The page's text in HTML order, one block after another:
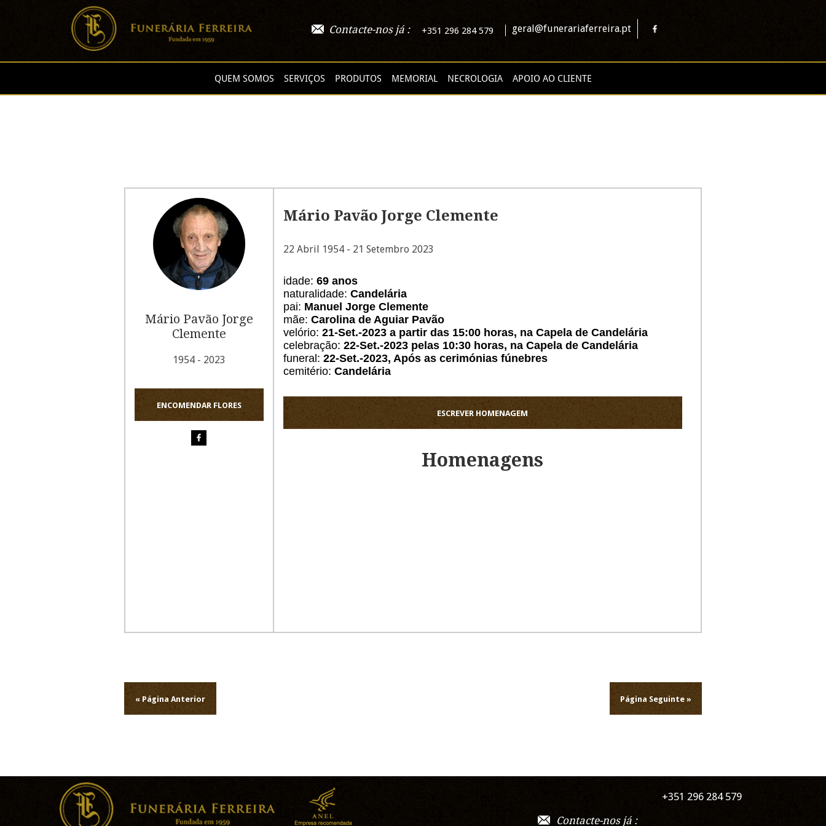
Contacte-nos já : +351 296 284 579 geral@funerariaferreira.pt
QUEM SOMOS SERVIÇOS PRODUTOS MEMORIAL NECROLOGIA APOIO AO CLIENTE
Mário Pavão Jorge
Clemente
1954 - 2023
ENCOMENDAR FLORES
Mário Pavão Jorge Clemente
22 Abril 1954 - 21 Setembro 2023
idade: 69 anos
naturalidade: Candelária
pai: Manuel Jorge Clemente
mãe: Carolina de Aguiar Pavão
velório: 21-Set.-2023 a partir das 15:00 horas, na Capela de Candelária
celebração: 22-Set.-2023 pelas 10:30 horas, na Capela de Candelária
funeral: 22-Set.-2023, Após as cerimónias fúnebres
cemitério: Candelária
ESCREVER HOMENAGEM
Homenagens
de
artigos
Página Seguinte »
« Página Anterior
+351 296 284 579
Contacte-nos já :